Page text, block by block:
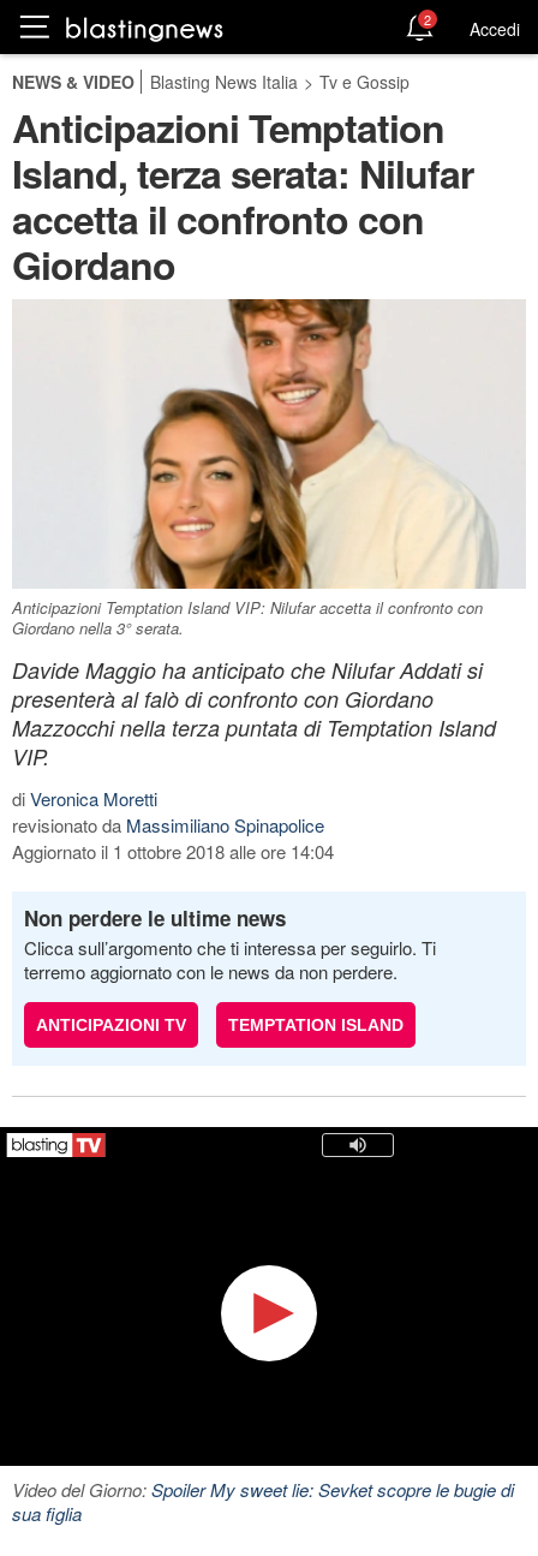
2 Accedi
NEWS & VIDEO Blasting News Italia > Tv e Gossip
Anticipazioni Temptation
Island, terza serata: Nilufar
accetta il confronto con
Giordano
Anticipazioni Temptation Island VIP: Nilufar accetta il confronto con
Giordano nella 3° serata.
Davide Maggio ha anticipato che Nilufar Addati si
presenterà al falò di confronto con Giordano
Mazzocchi nella terza puntata di Temptation Island
VIP.
diVeronica Moretti
revisionato da Massimiliano Spinapolice
Aggiornato il 1 ottobre 2018 alle ore 14:04
Non perdere le ultime news
Clicca sull’argomento che ti interessa per seguirlo. Ti
terremo aggiornato con le news da non perdere.
ANTICIPAZIONI TV TEMPTATION ISLAND
Video del Giorno:Spoiler My sweet lie: Sevket scopre le bugie di
sua figlia